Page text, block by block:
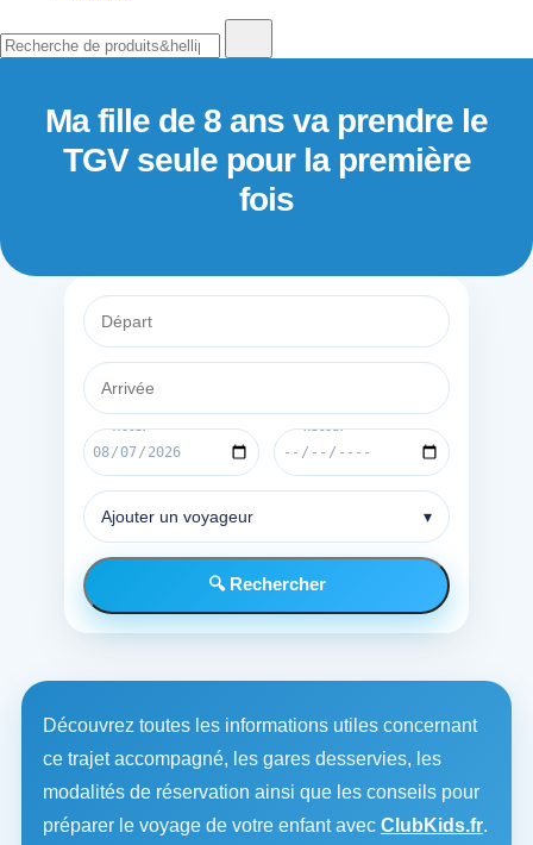
de
Ma fille de 8 ans va prendre le
TGV seule pour la première
fois
Ajouter un voyageur ▾
🔍 Rechercher
Découvrez toutes les informations utiles concernant
ce trajet accompagné, les gares desservies, les
modalités de réservation ainsi que les conseils pour
préparer le voyage de votre enfant avec ClubKids.fr.